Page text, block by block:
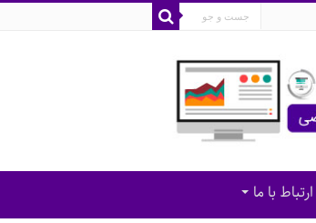
ارتباط با ما